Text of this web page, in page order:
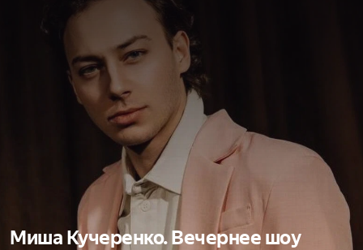
Миша Кучеренко. Вечернее шоу